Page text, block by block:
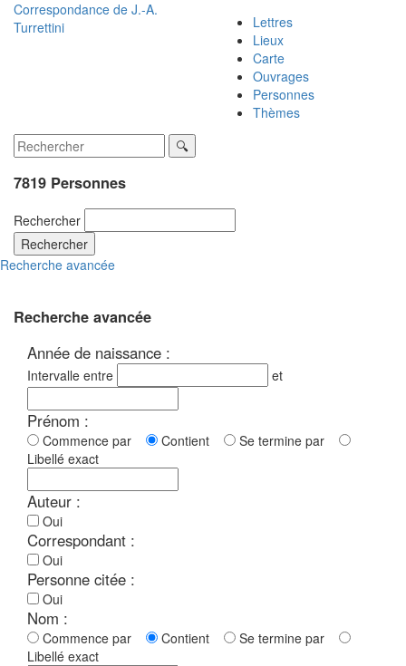
Correspondance de J.-A.
Turrettini
Lettres
Lieux
Carte
Ouvrages
Personnes
Thèmes
7819 Personnes
Rechercher
Rechercher
Recherche avancée
Recherche avancée
Année de naissance :
Intervalle entre et
Prénom :
Commence par Contient
Se termine par
Libellé exact
Auteur :
Oui
Correspondant :
Oui
Personne citée :
Oui
Nom :
Commence par Contient
Se termine par
Libellé exact